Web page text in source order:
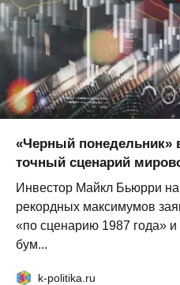
«Черный понедельник»
точный сценарий
Инвестор Майкл Бьюрри
рекордных максимумов
«по сценарию 1987 года» и
бум...
k-politika.ru